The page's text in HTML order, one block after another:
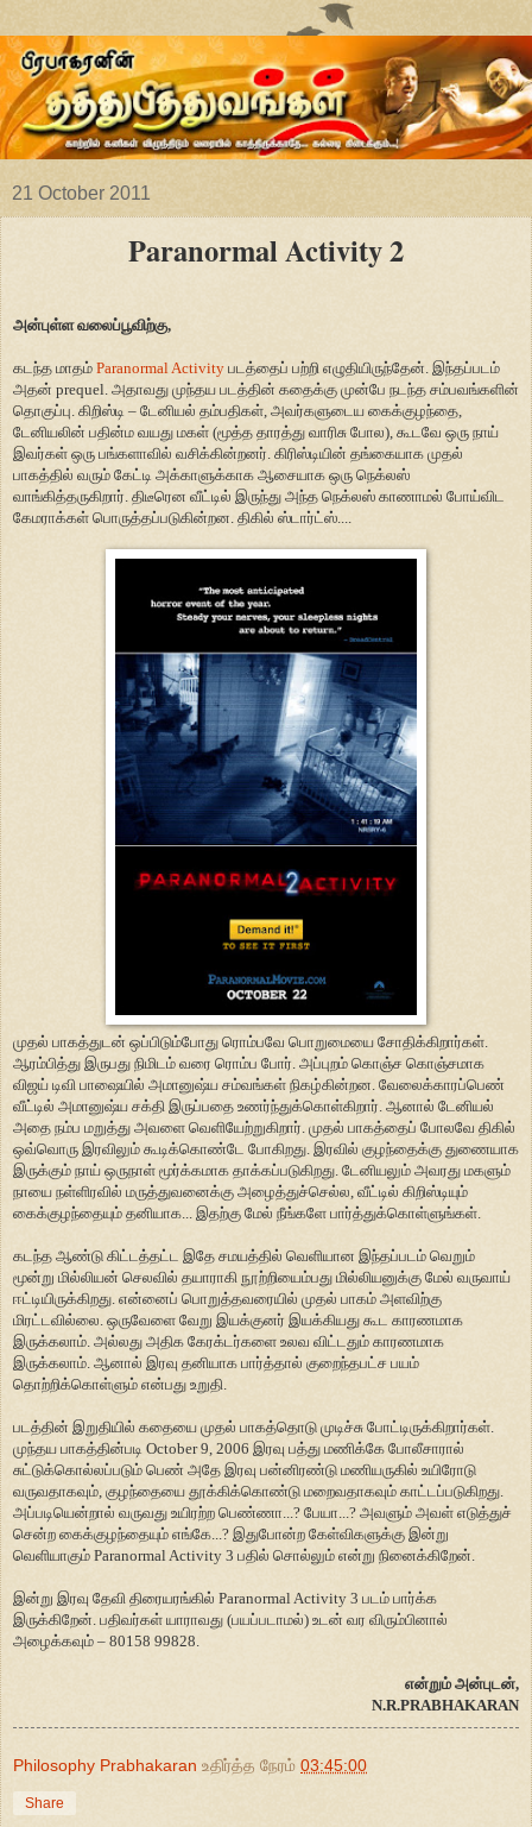
21 October 2011
Paranormal Activity 2
அன்புள்ள வலைப்பூவிற்கு,
கடந்த மாதம் Paranormal Activity படத்தைப் பற்றி எழுதியிருந்தேன். இந்தப்படம்
அதன் prequel. அதாவது முந்தய படத்தின் கதைக்கு முன்பே நடந்த சம்பவங்களின்
தொகுப்பு. கிறிஸ்டி – டேனியல் தம்பதிகள், அவர்களுடைய கைக்குழந்தை,
டேனியலின் பதின்ம வயது மகள் (மூத்த தாரத்து வாரிசு போல), கூடவே ஒரு நாய்
இவர்கள் ஒரு பங்களாவில் வசிக்கின்றனர். கிரிஸ்டியின் தங்கையாக முதல்
பாகத்தில் வரும் கேட்டி அக்காளுக்காக ஆசையாக ஒரு நெக்லஸ்
வாங்கித்தருகிறார். திடீரென வீட்டில் இருந்து அந்த நெக்லஸ் காணாமல் போய்விட
கேமராக்கள் பொருத்தப்படுகின்றன. திகில் ஸ்டார்ட்ஸ்....
முதல் பாகத்துடன் ஒப்பிடும்போது ரொம்பவே பொறுமையை சோதிக்கிறார்கள்.
ஆரம்பித்து இருபது நிமிடம் வரை ரொம்ப போர். அப்புறம் கொஞ்ச கொஞ்சமாக
விஜய் டிவி பாஷையில் அமானுஷ்ய சம்வங்கள் நிகழ்கின்றன. வேலைக்காரப்பெண்
வீட்டில் அமானுஷ்ய சக்தி இருப்பதை உணர்ந்துக்கொள்கிறார். ஆனால் டேனியல்
அதை நம்ப மறுத்து அவளை வெளியேற்றுகிறார். முதல் பாகத்தைப் போலவே திகில்
ஒவ்வொரு இரவிலும் கூடிக்கொண்டே போகிறது. இரவில் குழந்தைக்கு துணையாக
இருக்கும் நாய் ஒருநாள் மூர்க்கமாக தாக்கப்படுகிறது. டேனியலும் அவரது மகளும்
நாயை நள்ளிரவில் மருத்துவனைக்கு அழைத்துச்செல்ல, வீட்டில் கிறிஸ்டியும்
கைக்குழந்தையும் தனியாக... இதற்கு மேல் நீங்களே பார்த்துக்கொள்ளுங்கள்.
கடந்த ஆண்டு கிட்டத்தட்ட இதே சமயத்தில் வெளியான இந்தப்படம் வெறும்
மூன்று மில்லியன் செலவில் தயாராகி நூற்றியைம்பது மில்லியனுக்கு மேல் வருவாய்
ஈட்டியிருக்கிறது. என்னைப் பொறுத்தவரையில் முதல் பாகம் அளவிற்கு
மிரட்டவில்லை. ஒருவேளை வேறு இயக்குனர் இயக்கியது கூட காரணமாக
இருக்கலாம். அல்லது அதிக கேரக்டர்களை உலவ விட்டதும் காரணமாக
இருக்கலாம். ஆனால் இரவு தனியாக பார்த்தால் குறைந்தபட்ச பயம்
தொற்றிக்கொள்ளும் என்பது உறுதி.
படத்தின் இறுதியில் கதையை முதல் பாகத்தொடு முடிச்சு போட்டிருக்கிறார்கள்.
முந்தய பாகத்தின்படி October 9, 2006 இரவு பத்து மணிக்கே போலீசாரால்
சுட்டுக்கொல்லப்படும் பெண் அதே இரவு பன்னிரண்டு மணியருகில் உயிரோடு
வருவதாகவும், குழந்தையை தூக்கிக்கொண்டு மறைவதாகவும் காட்டப்படுகிறது.
அப்படியென்றால் வருவது உயிரற்ற பெண்ணா...? பேயா...? அவளும் அவள் எடுத்துச்
சென்ற கைக்குழந்தையும் எங்கே...? இதுபோன்ற கேள்விகளுக்கு இன்று
வெளியாகும் Paranormal Activity 3 பதில் சொல்லும் என்று நினைக்கிறேன்.
இன்று இரவு தேவி திரையரங்கில் Paranormal Activity 3 படம் பார்க்க
இருக்கிறேன். பதிவர்கள் யாராவது (பயப்படாமல்) உடன் வர விரும்பினால்
அழைக்கவும் – 80158 99828.
என்றும் அன்புடன்,
N.R.PRABHAKARAN
Philosophy Prabhakaran உதிர்த்த நேரம் 03:45:00
Share